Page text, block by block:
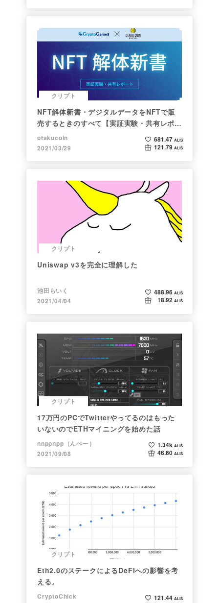
クリプト
NFT解体新書・デジタルデータをNFTで販
売するときのすべて【実証実験・共有レポー
ト】
otakucoin
2021/03/29
681.47 ALIS
121.79 ALIS
クリプト
Uniswap v3を完全に理解した
池田らいく
2021/04/04
488.96 ALIS
18.92 ALIS
クリプト
17万円のPCでTwitterやってるのはもった
いないのでETHマイニングを始めた話
nnppnpp（んぺー）
2021/09/08
1.34k ALIS
46.60 ALIS
クリプト
Eth2.0のステークによるDeFiへの影響を考
える。
CryptoChick
121.44 ALIS